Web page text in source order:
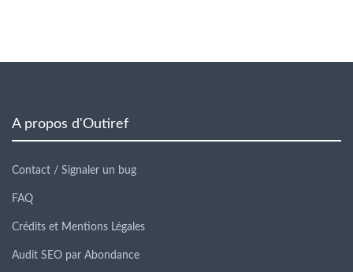
A propos d'Outiref
Contact / Signaler un bug
FAQ
Crédits et Mentions Légales
Audit SEO par Abondance